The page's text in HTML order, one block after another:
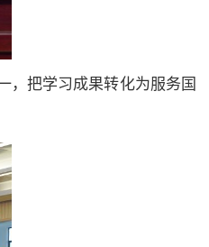
，把学习成果转化为服务国